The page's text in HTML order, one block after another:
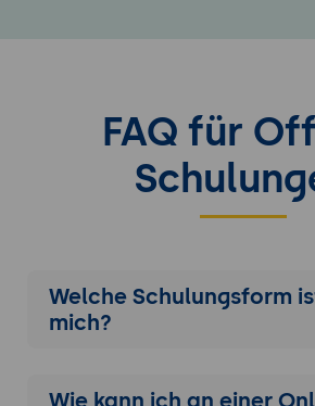
FAQ für
Welche Schulungsform
mich?
Wie kann ich an einer